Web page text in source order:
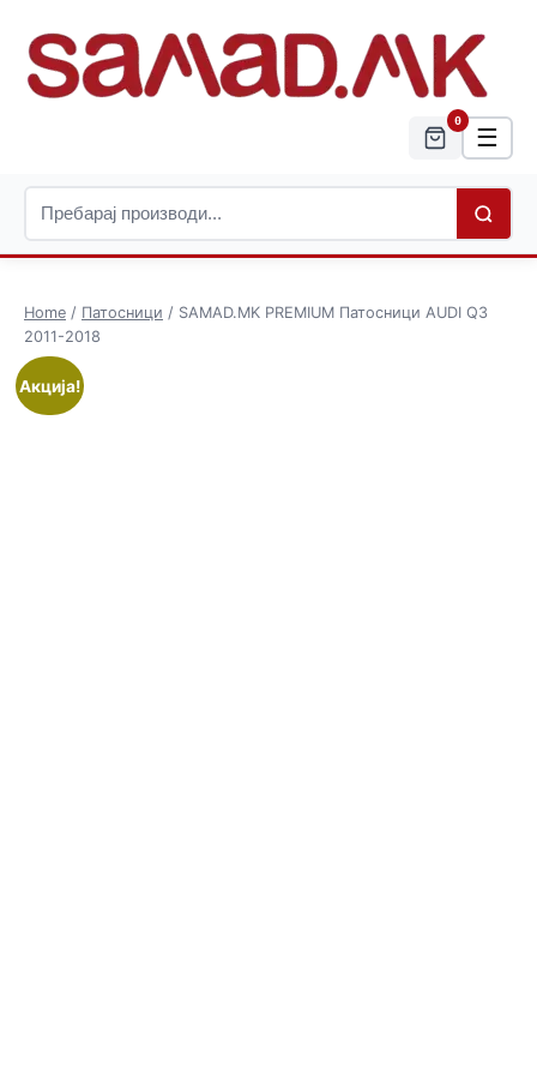
0
☰
Home / Патосници / SAMAD.MK PREMIUM Патосници AUDI Q3
2011-2018
Акција!